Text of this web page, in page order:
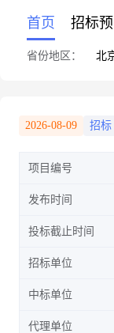
首页 招标
省份地区： 北
2026-08-09 招标
项目编号
发布时间
投标截止时间
招标单位
中标单位
代理单位